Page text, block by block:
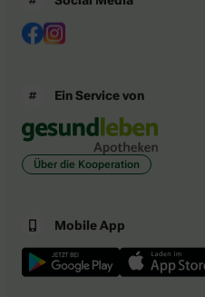
Ein Service von
Über die Kooperation
Mobile App